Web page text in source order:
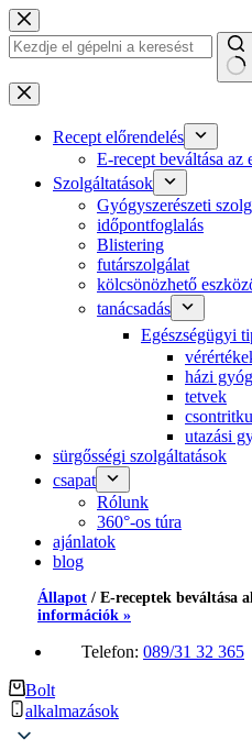
Ugrás
a
tartalomra
Nincs
találat
Recept előrendelés
E-recept beváltása az
Szolgáltatások
Gyógyszerészeti
időpontfoglalás
Blistering
futárszolgálat
kölcsönözhető
tanácsadás
Egészségügyi
házi
tetvek
utazási
sürgősségi szolgáltatások
csapat
Rólunk
360°-os túra
ajánlatok
blog
Állapot / E-receptek beváltása
információk »
Telefon: 089/31 32 365
Bolt
alkalmazások